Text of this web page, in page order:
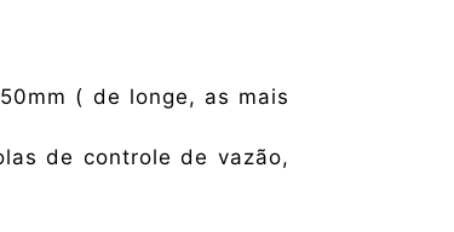
( de longe, as mais
de controle de vazão,